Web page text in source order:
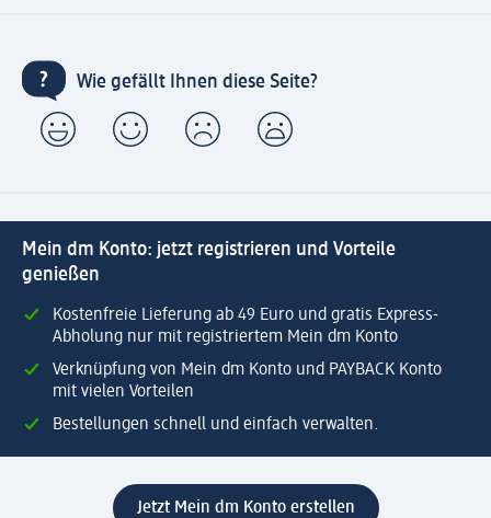
Wie gefällt Ihnen diese Seite?
Mein dm Konto: jetzt registrieren und Vorteile
genießen
Kostenfreie Lieferung ab 49 Euro und gratis Express-
Abholung nur mit registriertem Mein dm Konto
Verknüpfung von Mein dm Konto und PAYBACK Konto
mit vielen Vorteilen
Bestellungen schnell und einfach verwalten.
Jetzt Mein dm Konto erstellen